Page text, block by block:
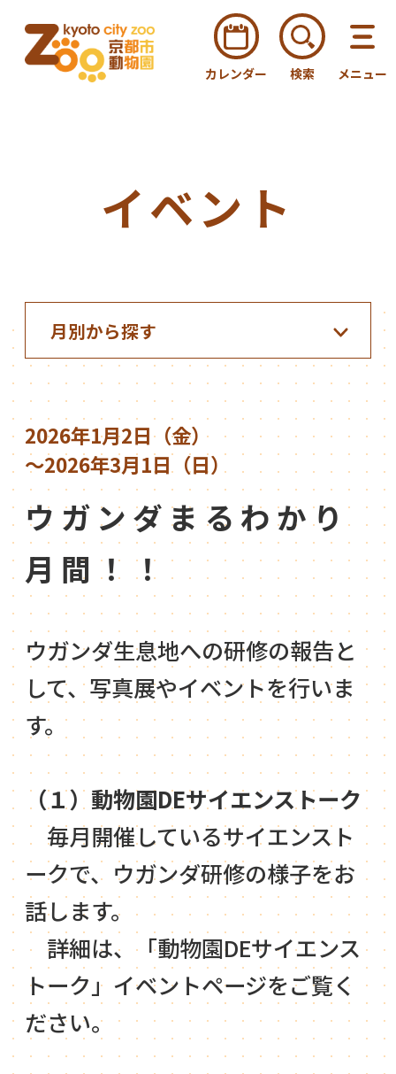
カレンダー 検索 メニュー
イベント
2026年1月2日（金）
～2026年3月1日（日）
ウガンダまるわかり
月間！！
ウガンダ生息地への研修の報告と
して、写真展やイベントを行いま
す。
（１）動物園DEサイエンストーク
毎月開催しているサイエンスト
ークで、ウガンダ研修の様子をお
話します。
詳細は、「動物園DEサイエンス
トーク」イベントページをご覧く
ださい。